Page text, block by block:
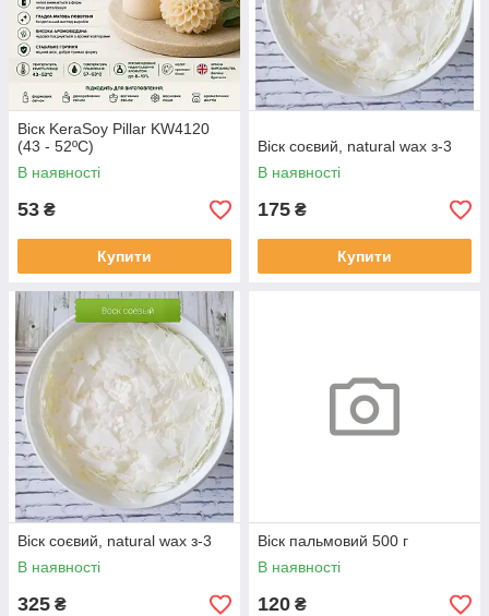
Віск KeraSoy Pillar KW4120
(43 - 52ºC)
В наявності
53 ₴
Купити
Віск соєвий, natural wax з-3
В наявності
175 ₴
Купити
Віск соєвий, natural wax з-3
В наявності
325 ₴
Віск пальмовий 500 г
В наявності
120 ₴